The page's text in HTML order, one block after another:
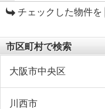
チェックした物件を
市区町村で検索
大阪市中央区
川西市